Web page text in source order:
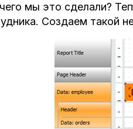
мы это сделали?
Создаем такой